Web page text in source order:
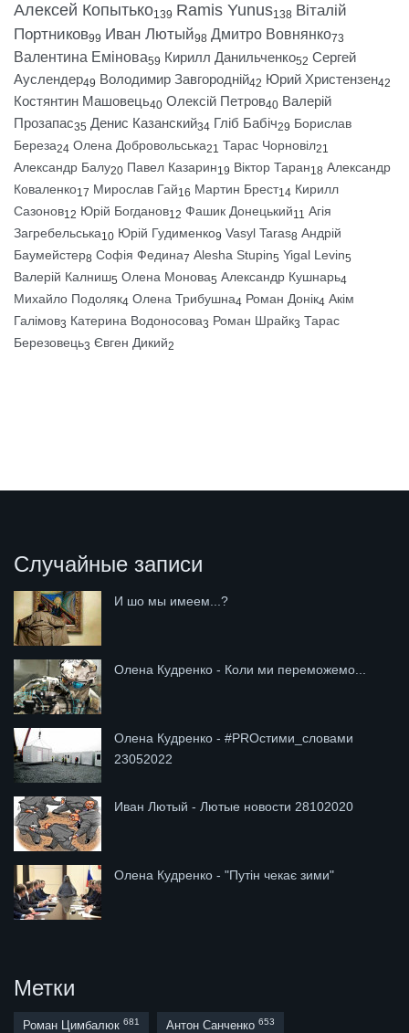
Алексей Копытько139 Ramis Yunus138 Віталій
Портников99 Иван Лютый98 Дмитро Вовнянко73
Валентина Емінова59 Кирилл Данильченко52 Сергей
Ауслендер49 Володимир Завгородній42 Юрий Христензен42
Костянтин Машовець40 Олексій Петров40 Валерій
Прозапас35 Денис Казанский34 Гліб Бабіч29 Борислав
Береза24 Олена Добровольська21 Тарас Чорновіл21
Александр Балу20 Павел Казарин19 Віктор Таран18 Александр
Коваленко17 Мирослав Гай16 Мартин Брест14 Кирилл
Сазонов12 Юрій Богданов12 Фашик Донецький11 Агія
Загребельська10 Юрій Гудименко9 Vasyl Taras8 Андрій
Баумейстер8 Софія Федина7 Alesha Stupin5 Yigal Levin5
Валерій Калниш5 Олена Монова5 Александр Кушнарь4
Михайло Подоляк4 Олена Трибушна4 Роман Донік4 Акім
Галімов3 Катерина Водоносова3 Роман Шрайк3 Тарас
Березовець3 Євген Дикий2
Случайные записи
И шо мы имеем...?
Олена Кудренко - Коли ми переможемо...
Олена Кудренко - #PROстими_словами
23052022
Иван Лютый - Лютые новости 28102020
Олена Кудренко - "Путін чекає зими"
Метки
Роман Цимбалюк 681 Антон Санченко 653